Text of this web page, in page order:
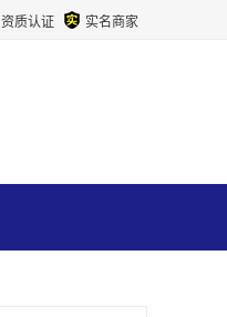
资质认证 实名商家